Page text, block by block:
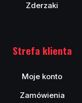
Zderzaki
Strefa klienta
Moje konto
Zamówienia